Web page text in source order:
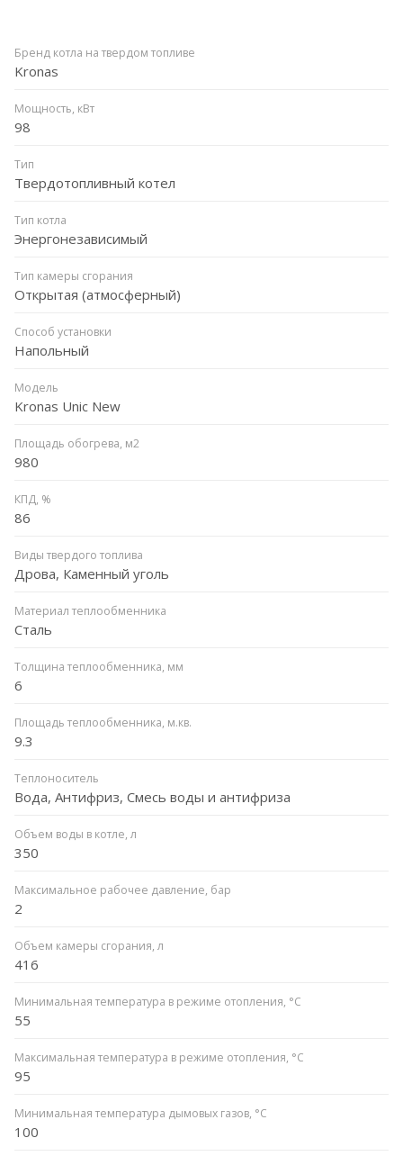
Бренд котла на твердом топливе
Kronas
Мощность, кВт
98
Тип
Твердотопливный котел
Тип котла
Энергонезависимый
Тип камеры сгорания
Открытая (атмосферный)
Способ установки
Напольный
Модель
Kronas Unic New
Площадь обогрева, м2
980
КПД, %
86
Виды твердого топлива
Дрова, Каменный уголь
Материал теплообменника
Сталь
Толщина теплообменника, мм
6
Площадь теплообменника, м.кв.
9.3
Теплоноситель
Вода, Антифриз, Смесь воды и антифриза
Объем воды в котле, л
350
Максимальное рабочее давление, бар
2
Объем камеры сгорания, л
416
Минимальная температура в режиме отопления, °C
55
Максимальная температура в режиме отопления, °C
95
Минимальная температура дымовых газов, °C
100